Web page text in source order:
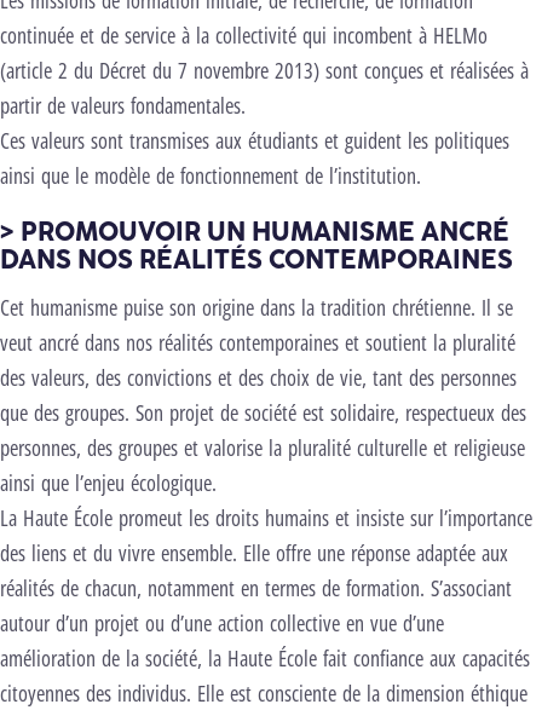
continuée et de service à la collectivité qui incombent à HELMo
(article 2 du Décret du 7 novembre 2013) sont conçues et réalisées à
partir de valeurs fondamentales.
Ces valeurs sont transmises aux étudiants et guident les politiques
ainsi que le modèle de fonctionnement de l’institution.
> PROMOUVOIR UN HUMANISME ANCRÉ
DANS NOS RÉALITÉS CONTEMPORAINES
Cet humanisme puise son origine dans la tradition chrétienne. Il se
veut ancré dans nos réalités contemporaines et soutient la pluralité
des valeurs, des convictions et des choix de vie, tant des personnes
que des groupes. Son projet de société est solidaire, respectueux des
personnes, des groupes et valorise la pluralité culturelle et religieuse
ainsi que l’enjeu écologique.
La Haute École promeut les droits humains et insiste sur l’importance
des liens et du vivre ensemble. Elle offre une réponse adaptée aux
réalités de chacun, notamment en termes de formation. S’associant
autour d’un projet ou d’une action collective en vue d’une
amélioration de la société, la Haute École fait confiance aux capacités
citoyennes des individus. Elle est consciente de la dimension éthique